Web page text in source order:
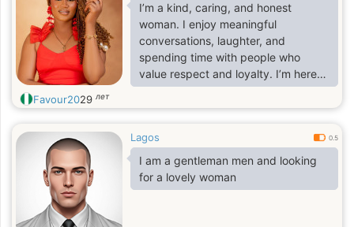
I’m a kind, caring, and honest
woman. I enjoy meaningful
conversations, laughter, and
spending time with people who
value respect and loyalty. I’m here
hoping to meet a genuine man for a
serious relationship that could lead
Favour2029 лет
Lagos 0.5
I am a gentleman men and looking
for a lovely woman